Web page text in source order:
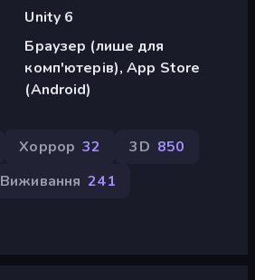
Unity 6
Браузер (лише для
комп'ютерів), App Store
(Android)
Хоррор 32 3D 850
Виживання 241